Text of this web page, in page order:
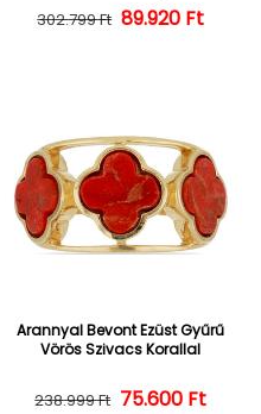
ár Normál ár
302.799 Ft 89.920 Ft
ár
Arannyal Bevont Ezüst Gyűrű
Vörös Szivacs Korallal
Normál ár
238.999 Ft 75.600 Ft